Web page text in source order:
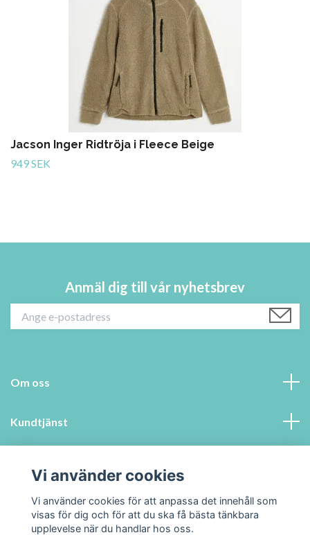
Jacson Inger Ridtröja i Fleece Beige
949 SEK
Anmäl dig till vår nyhetsbrev
Om oss
Kundtjänst
Sociala medier
Vi använder cookies
Vi använder cookies för att anpassa det innehåll som
visas för dig och för att du ska få bästa tänkbara
upplevelse när du handlar hos oss.